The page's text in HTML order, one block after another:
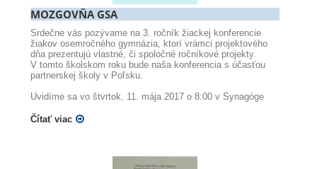
MOZGOVŇA GSA
Srdečne vás pozývame na 3. ročník žiackej konferencie
žiakov osemročného gymnázia, ktorí vrámci projektového
dňa prezentujú vlastné, či spoločné ročníkové projekty.
V tomto školskom roku bude naša konferencia s účasťou
partnerskej školy v Poľsku.
Uvidíme sa vo štvrtok, 11. mája 2017 o 8:00 v Synagóge
Čítať viac